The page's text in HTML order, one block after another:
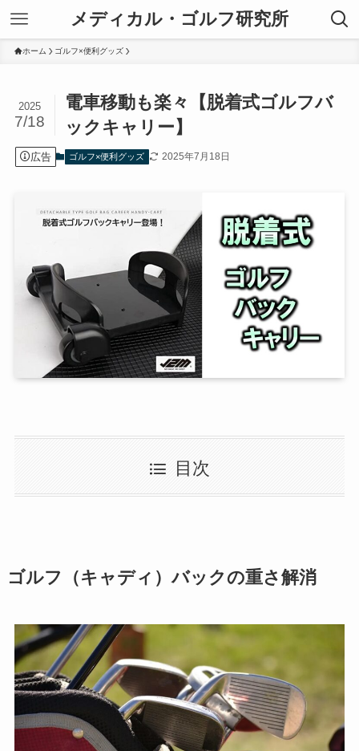
メディカル・ゴルフ研究所
ホーム ゴルフ×便利グッズ
電車移動も楽々【脱着式ゴルフバ
ックキャリー】
2025
7/18
広告 ゴルフ×便利グッズ 2025年7月18日
目次
ゴルフ（キャディ）バックの重さ解消